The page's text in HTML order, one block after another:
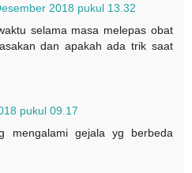
2018 pukul 13.32
selama masa melepas obat
dan apakah ada trik saat
pukul 09.17
mengalami gejala yg berbeda